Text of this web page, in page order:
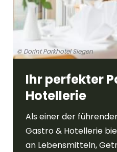
© Dorint Parkhotel Siegen
Ihr perfekter
Hotellerie
Als einer der
Gastro & Hotellerie
an Lebensmitteln,